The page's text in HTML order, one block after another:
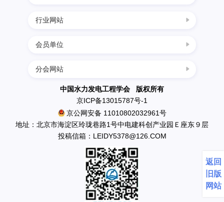
生态环境部
住房和城乡建设部
应急管理部
国资委
中国科学院
行业网站
会员单位
中国葛洲坝集团三峡建设工程有限公司
南水北调工程设计管理中心
中国水利水电出版社
英大传媒投资集团有限公司
国电新疆吉林台水电开发有限公司
丰满发电厂
云南省鲁布革发电总厂
天生桥一级水电开发有限责任公司水力发电厂
国网新源水电有限公司新安江水力发电厂
分会网站
中国水力发电工程学会 版权所有
京ICP备13015787号-1
京公网安备 11010802032961号
地址：北京市海淀区玲珑巷路1号中电建科创产业园Ｅ座东９层
投稿信箱：LEIDY5378@126.COM
返回
旧版
网站